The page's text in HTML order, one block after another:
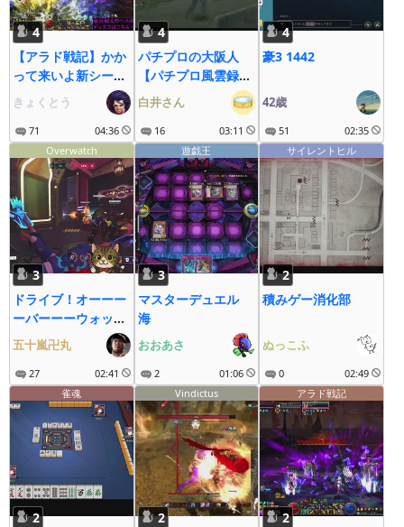
4
【アラド戦記】かか
って来いよ新シーズ
ン！
きょくとう
71 04:36
4
パチプロの大阪人
【パチプロ風雲録
5】
白井さん
16 03:11
4
豪3 1442
42歳
51
02:35
Overwatch
3
ドライブ！オーーー
ーバーーーウォッ
チ！！！
五十嵐卍丸
27 02:41
遊戯王
3
マスターデュエル
海
おおあさ
2 01:06
サイレントヒル
2
積みゲー消化部
ぬっこふ
0
02:49
雀魂
2
Vindictus
2
アラド戦記
2